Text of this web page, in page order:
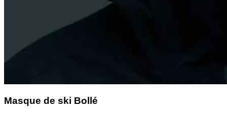
Masque de ski Bollé